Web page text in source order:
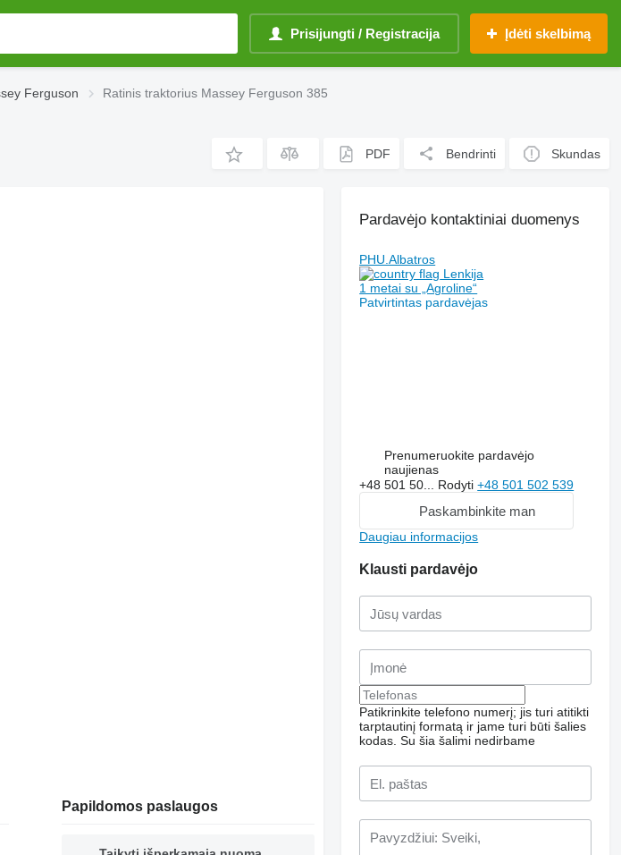
Prisijungti / Registracija Įdėti skelbimą
Ferguson Ratinis traktorius Massey Ferguson 385
PDF Bendrinti Skundas
Papildomos paslaugos
Pardavėjo kontaktiniai duomenys
PHU.Albatros
Lenkija
1 metai su „Agroline“
Patvirtintas pardavėjas
Prenumeruokite pardavėjo
naujienas
+48 501 50... Rodyti+48 501 502 539
Paskambinkite man
Daugiau informacijos
Klausti pardavėjo
Patikrinkite telefono numerį; jis turi atitikti
tarptautinį formatą ir jame turi būti šalies
kodas. Su šia šalimi nedirbame